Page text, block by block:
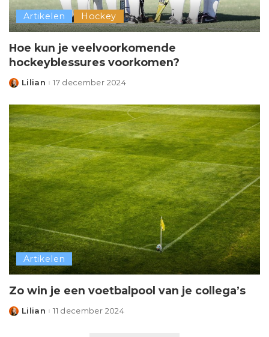
Artikelen Hockey
Hoe kun je veelvoorkomende
hockeyblessures voorkomen?
Posted
Lilian 17 december 2024
Artikelen
Zo win je een voetbalpool van je collega’s
Posted
Lilian 11 december 2024